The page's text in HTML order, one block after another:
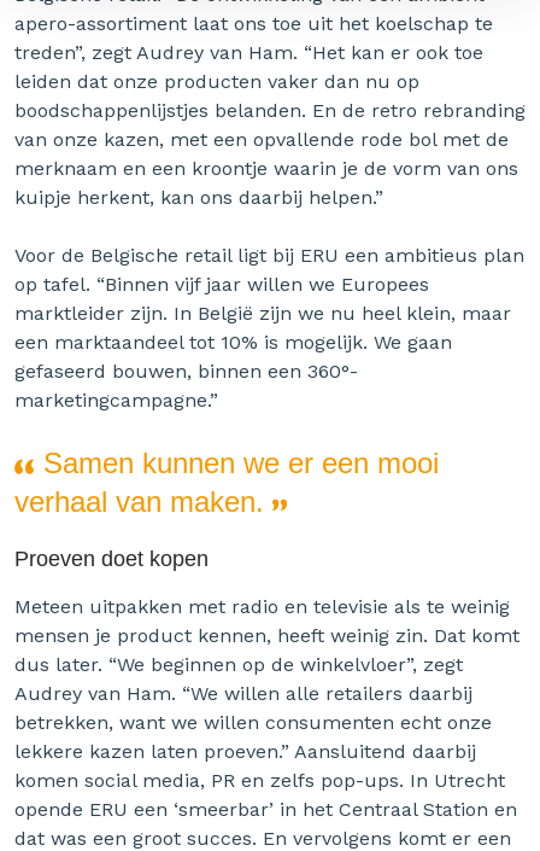
apero-assortiment laat ons toe uit het koelschap te
treden”, zegt Audrey van Ham. “Het kan er ook toe
leiden dat onze producten vaker dan nu op
boodschappenlijstjes belanden. En de retro rebranding
van onze kazen, met een opvallende rode bol met de
merknaam en een kroontje waarin je de vorm van ons
kuipje herkent, kan ons daarbij helpen.”
Voor de Belgische retail ligt bij ERU een ambitieus plan
op tafel. “Binnen vijf jaar willen we Europees
marktleider zijn. In België zijn we nu heel klein, maar
een marktaandeel tot 10% is mogelijk. We gaan
gefaseerd bouwen, binnen een 360°-
marketingcampagne.”
Samen kunnen we er een mooi
verhaal van maken.
Proeven doet kopen
Meteen uitpakken met radio en televisie als te weinig
mensen je product kennen, heeft weinig zin. Dat komt
dus later. “We beginnen op de winkelvloer”, zegt
Audrey van Ham. “We willen alle retailers daarbij
betrekken, want we willen consumenten echt onze
lekkere kazen laten proeven.” Aansluitend daarbij
komen social media, PR en zelfs pop-ups. In Utrecht
opende ERU een ‘smeerbar’ in het Centraal Station en
dat was een groot succes. En vervolgens komt er een